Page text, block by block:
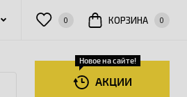
0 КОРЗИНА 0
АКЦИИ
Новое на сайте!